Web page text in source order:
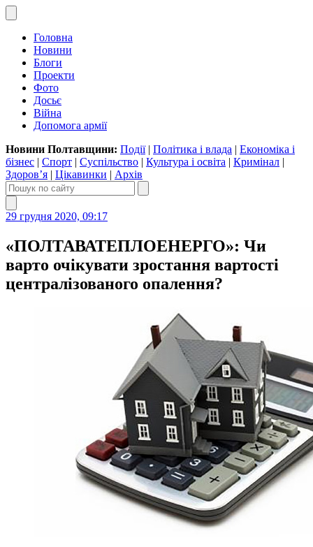
Головна
Новини
Блоги
Проекти
Фото
Досьє
Війна
Допомога армії
Новини Полтавщини: Події| Політика і влада | Економіка і
бізнес | Спорт | Суспільство | Культура і освіта | Кримінал |
Здоров’я | Цікавинки | Архів
29 грудня 2020, 09:17
«ПОЛТАВАТЕПЛОЕНЕРГО»: Чи
варто очікувати зростання вартості
централізованого опалення?